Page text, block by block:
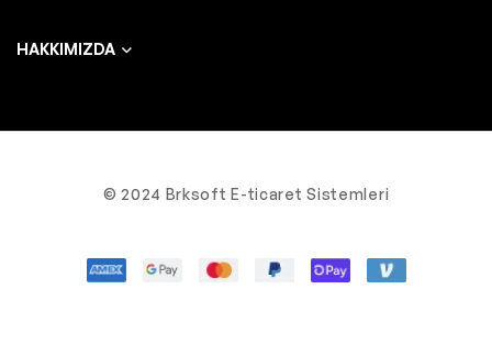
HAKKIMIZDA
© 2024 Brksoft E-ticaret Sistemleri